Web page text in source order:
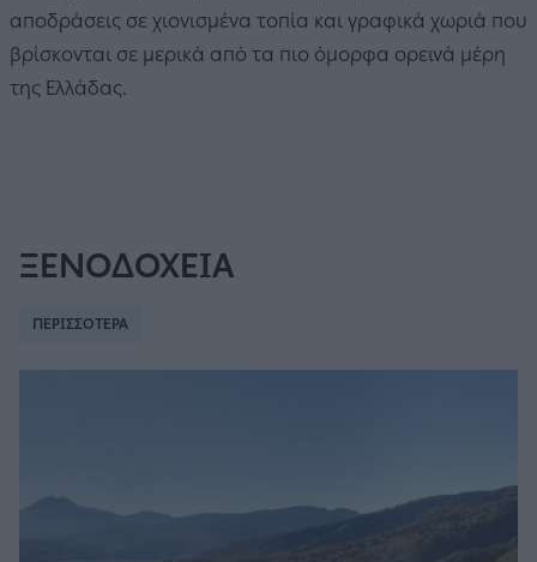
αποδράσεις σε χιονισμένα τοπία και γραφικά χωριά που
βρίσκονται σε μερικά από τα πιο όμορφα ορεινά μέρη
της Ελλάδας.
ΞΕΝΟΔΟΧΕΙΑ
ΠΕΡΙΣΣΟΤΕΡΑ